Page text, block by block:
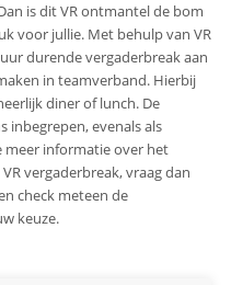
is dit VR ontmantel de bom
voor jullie. Met behulp van VR
durende vergaderbreak aan
in teamverband. Hierbij
diner of lunch. De
inbegrepen, evenals als
meer informatie over het
vergaderbreak, vraag dan
check meteen de
keuze.